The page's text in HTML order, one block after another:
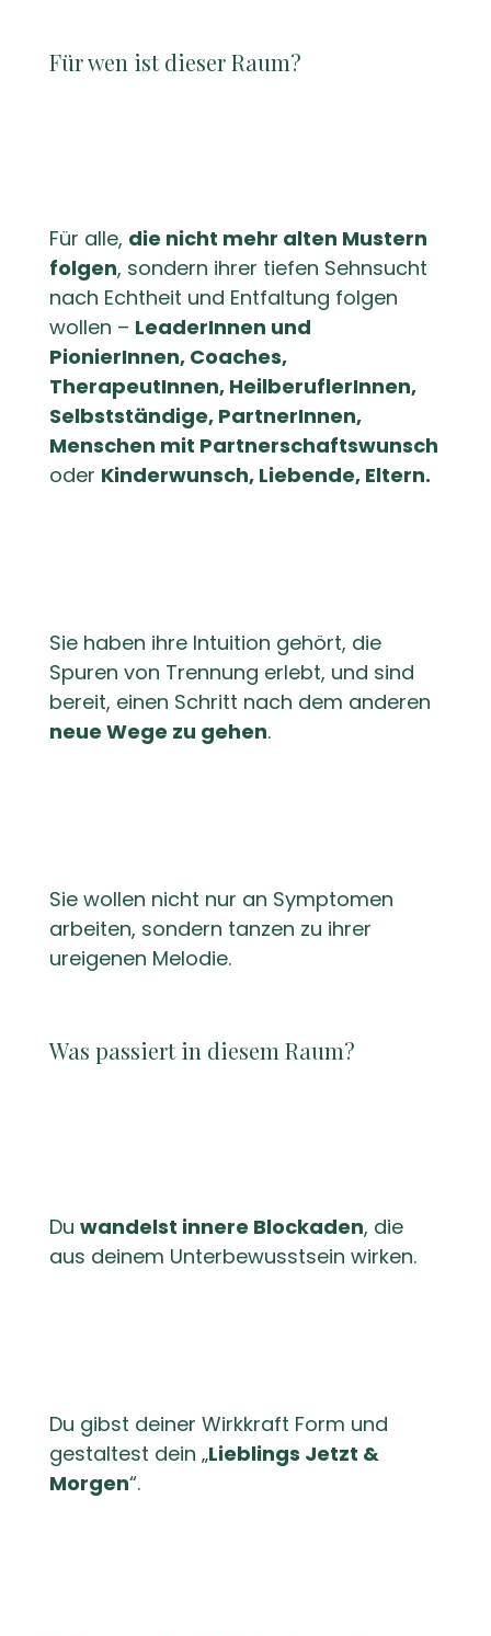
Für wen ist dieser Raum?
Für alle, die nicht mehr alten Mustern
folgen, sondern ihrer tiefen Sehnsucht
nach Echtheit und Entfaltung folgen
wollen – LeaderInnen und
PionierInnen, Coaches,
TherapeutInnen, HeilberuflerInnen,
Selbstständige, PartnerInnen,
Menschen mit Partnerschaftswunsch
oder Kinderwunsch, Liebende, Eltern.
Sie haben ihre Intuition gehört, die
Spuren von Trennung erlebt, und sind
bereit, einen Schritt nach dem anderen
neue Wege zu gehen.
Sie wollen nicht nur an Symptomen
arbeiten, sondern tanzen zu ihrer
ureigenen Melodie.
Was passiert in diesem Raum?
Du wandelst innere Blockaden, die
aus deinem Unterbewusstsein wirken.
Du gibst deiner Wirkkraft Form und
gestaltest dein „Lieblings Jetzt &
Morgen“.